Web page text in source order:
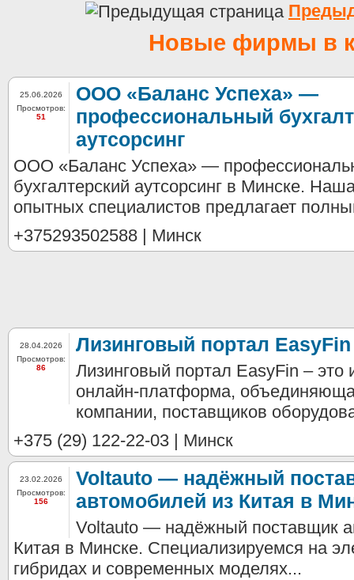
Новые фирмы в
25.06.2026
Просмотров:
51
ООО «Баланс Успеха» —
профессиональный
аутсорсинг
ООО «Баланс Успеха» —
бухгалтерский аутсорсинг в Минске.
опытных специалистов предлагает
+375293502588 | Минск
28.04.2026
Просмотров:
86
Лизинговый портал EasyFin
Лизинговый портал EasyFin – это
онлайн-платформа,
компании, поставщиков
+375 (29) 122-22-03 | Минск
23.02.2026
Просмотров:
156
Voltauto — надёжный
автомобилей из Китая в
Voltauto — надёжный поставщик
Китая в Минске. Специализируемся на
гибридах и современных моделях...